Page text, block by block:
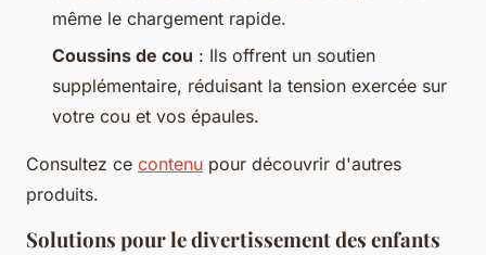
même le chargement rapide.
Coussins de cou : Ils offrent un soutien
supplémentaire, réduisant la tension exercée sur
votre cou et vos épaules.
Consultez ce contenu pour découvrir d'autres
produits.
Solutions pour le divertissement des enfants